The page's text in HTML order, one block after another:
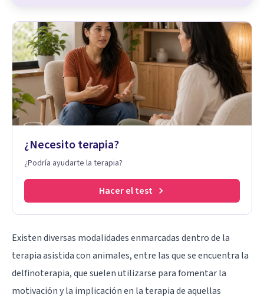
¿Necesito terapia?
¿Podría ayudarte la terapia?
Hacer el test
Existen diversas modalidades enmarcadas dentro de la
terapia asistida con animales, entre las que se encuentra la
delfinoterapia, que suelen utilizarse para fomentar la
motivación y la implicación en la terapia de aquellas